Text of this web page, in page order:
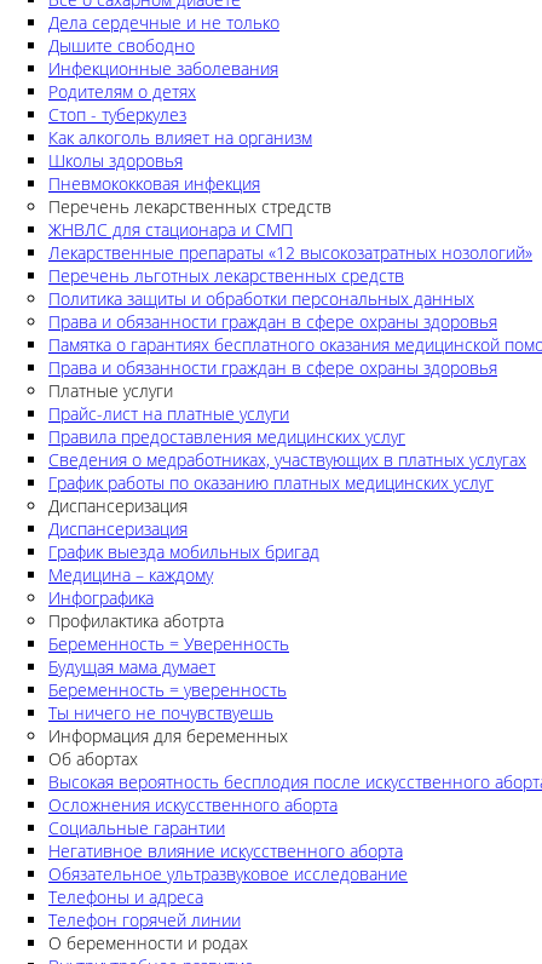
Дела сердечные и не только
Дышите свободно
Инфекционные заболевания
Родителям о детях
Стоп - туберкулез
Как алкоголь влияет на организм
Школы здоровья
Пневмококковая инфекция
Перечень лекарственных стредств
ЖНВЛС для стационара и СМП
Лекарственные препараты «12 высокозатратных нозологий»
Перечень льготных лекарственных средств
Политика защиты и обработки персональных данных
Права и обязанности граждан в сфере охраны здоровья
Памятка о гарантиях бесплатного оказания медицинской
Права и обязанности граждан в сфере охраны здоровья
Платные услуги
Прайс-лист на платные услуги
Правила предоставления медицинских услуг
Сведения о медработниках, участвующих в платных услугах
График работы по оказанию платных медицинских услуг
Диспансеризация
Диспансеризация
График выезда мобильных бригад
Медицина – каждому
Инфографика
Профилактика аботрта
Беременность = Уверенность
Будущая мама думает
Беременность = уверенность
Ты ничего не почувствуешь
Информация для беременных
Об абортах
Высокая вероятность бесплодия после искусственного
Осложнения искусственного аборта
Социальные гарантии
Негативное влияние искусственного аборта
Обязательное ультразвуковое исследование
Телефоны и адреса
Телефон горячей линии
О беременности и родах